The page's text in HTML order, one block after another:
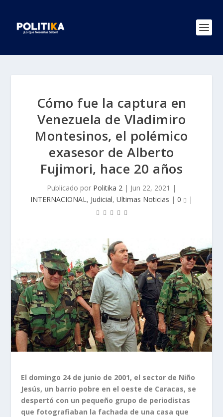
Cómo fue la captura en
Venezuela de Vladimiro
Montesinos, el polémico
exasesor de Alberto
Fujimori, hace 20 años
Publicado por Politika 2 | Jun 22, 2021 |
INTERNACIONAL, Judicial, Ultimas Noticias | 0 |
El domingo 24 de junio de 2001, el sector de Niño
Jesús, un barrio pobre en el oeste de Caracas, se
despertó con un pequeño grupo de periodistas
que fotografiaban la fachada de una casa que